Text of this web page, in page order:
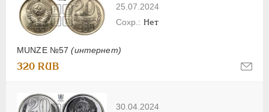
25.07.2024
MUNZE №57(интернет)
Нет
320 RUB
30.04.2024